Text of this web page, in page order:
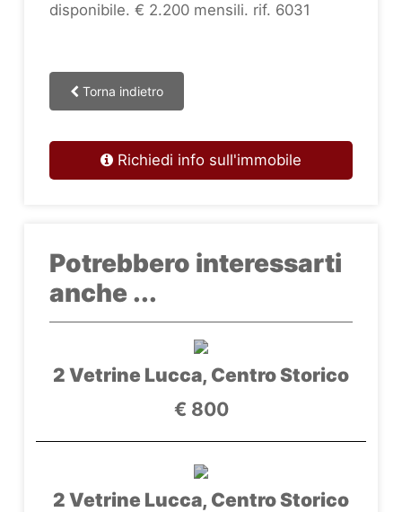
disponibile. € 2.200 mensili. rif. 6031
Torna indietro
Richiedi info sull'immobile
Potrebbero interessarti
anche ...
2 Vetrine Lucca, Centro Storico
€ 800
2 Vetrine Lucca, Centro Storico